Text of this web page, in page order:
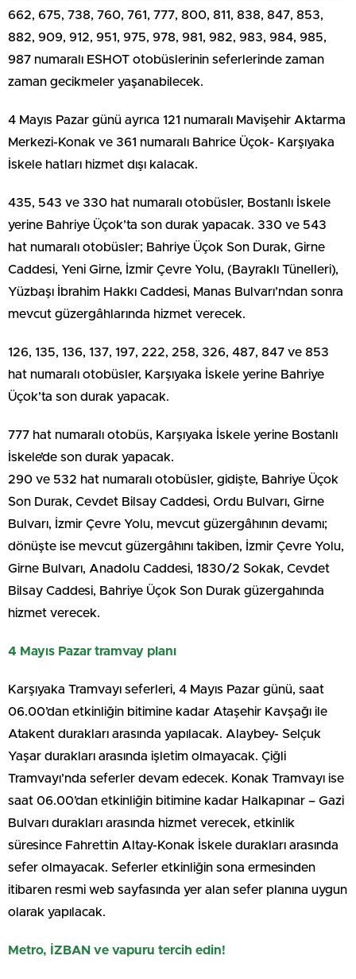
662, 675, 738, 760, 761, 777, 800, 811, 838, 847, 853,
882, 909, 912, 951, 975, 978, 981, 982, 983, 984, 985,
987 numaralı ESHOT otobüslerinin seferlerinde zaman
zaman gecikmeler yaşanabilecek.
4 Mayıs Pazar günü ayrıca 121 numaralı Mavişehir Aktarma
Merkezi-Konak ve 361 numaralı Bahrice Üçok- Karşıyaka
İskele hatları hizmet dışı kalacak.
435, 543 ve 330 hat numaralı otobüsler, Bostanlı İskele
yerine Bahriye Üçok’ta son durak yapacak. 330 ve 543
hat numaralı otobüsler; Bahriye Üçok Son Durak, Girne
Caddesi, Yeni Girne, İzmir Çevre Yolu, (Bayraklı Tünelleri),
Yüzbaşı İbrahim Hakkı Caddesi, Manas Bulvarı’ndan sonra
mevcut güzergâhlarında hizmet verecek.
126, 135, 136, 137, 197, 222, 258, 326, 487, 847 ve 853
hat numaralı otobüsler, Karşıyaka İskele yerine Bahriye
Üçok’ta son durak yapacak.
777 hat numaralı otobüs, Karşıyaka İskele yerine Bostanlı
İskele’de son durak yapacak.
290 ve 532 hat numaralı otobüsler, gidişte, Bahriye Üçok
Son Durak, Cevdet Bilsay Caddesi, Ordu Bulvarı, Girne
Bulvarı, İzmir Çevre Yolu, mevcut güzergâhının devamı;
dönüşte ise mevcut güzergâhını takiben, İzmir Çevre Yolu,
Girne Bulvarı, Anadolu Caddesi, 1830/2 Sokak, Cevdet
Bilsay Caddesi, Bahriye Üçok Son Durak güzergahında
hizmet verecek.
4 Mayıs Pazar tramvay planı
Karşıyaka Tramvayı seferleri, 4 Mayıs Pazar günü, saat
06.00’dan etkinliğin bitimine kadar Ataşehir Kavşağı ile
Atakent durakları arasında yapılacak. Alaybey- Selçuk
Yaşar durakları arasında işletim olmayacak. Çiğli
Tramvayı’nda seferler devam edecek. Konak Tramvayı ise
saat 06.00’dan etkinliğin bitimine kadar Halkapınar – Gazi
Bulvarı durakları arasında hizmet verecek, etkinlik
süresince Fahrettin Altay-Konak İskele durakları arasında
sefer olmayacak. Seferler etkinliğin sona ermesinden
itibaren resmi web sayfasında yer alan sefer planına uygun
olarak yapılacak.
Metro, İZBAN ve vapuru tercih edin!